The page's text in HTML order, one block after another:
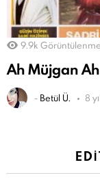
9.9k Görüntülenme
Ah Müjgan
- Betül Ü. 8